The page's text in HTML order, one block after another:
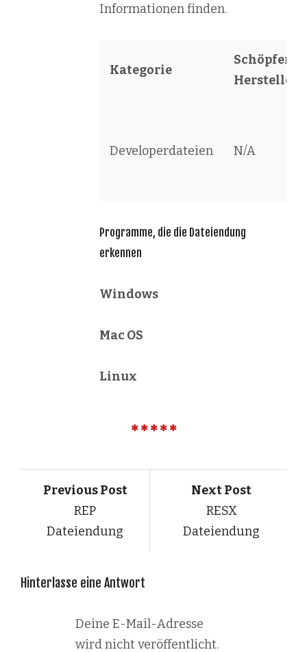
Informationen finden.
Kategorie
Schöpfer /
Hersteller
Developerdateien N/A
Programme, die die Dateiendung
erkennen
Windows
Mac OS
Linux
Previous Post
REP
Dateiendung
Next Post
RESX
Dateiendung
Hinterlasse eine Antwort
Deine E-Mail-Adresse
wird nicht veröffentlicht.